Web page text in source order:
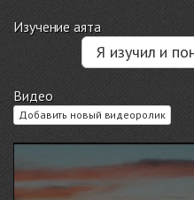
Изучение аята
Я изучил и
Видео
Добавить новый видеоролик